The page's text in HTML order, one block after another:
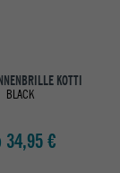
KOTTI
BLACK
34,95 €